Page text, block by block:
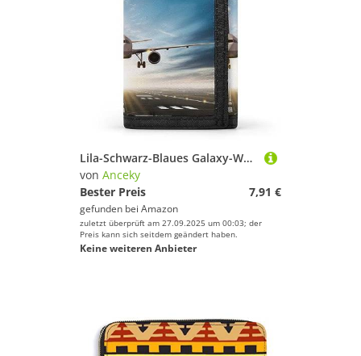
Lila-Schwarz-Blaues Galaxy-Weltraumuniversum mit Sternen, dreifach faltbare Geldbörse, stilvolle Geldbörse mit Schlüsselanhänger, Kreditkartenetui, Kartenhalter für Crash-Rechnungen, Quittungen, Damen
von Anceky
Bester Preis
7,91 €
gefunden bei Amazon
zuletzt überprüft am 27.09.2025 um 00:03; der
Preis kann sich seitdem geändert haben.
Keine weiteren Anbieter